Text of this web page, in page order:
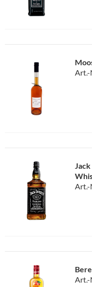
Art.-
Art.-
Art.-